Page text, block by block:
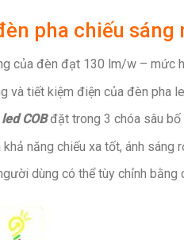
pha chiếu sáng
của đèn đạt 130 lm/w – mức
và tiết kiệm điện của đèn pha
COBđặt trong 3 chóa sâu bố
năng chiếu xa tốt, ánh sáng
dùng có thể tùy chỉnh bằng